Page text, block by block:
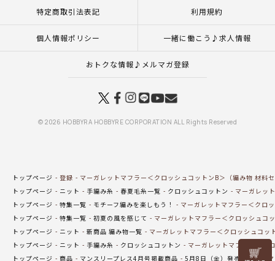
リリヤン
特定商取引法表記 利用規約
個人情報ポリシー 一緒に働こう♪求人情報
おトクな情報♪メルマガ登録
© 2026 HOBBYRA HOBBYRE CORPORATION ALL Rights Reserved
トップページ 登録
マーガレットマフラー＜クロッシュコットンB＞（編み物 材料
トップページ
ニット 手編み糸 春夏毛糸一覧 クロッシュコットン
マーガレッ
トップページ
特集一覧 モチーフ編みを楽しもう！
マーガレットマフラー＜クロ
トップページ
特集一覧 初夏の風を感じて
マーガレットマフラー＜クロッシュコ
トップページ
ニット 新商品 編み物一覧
マーガレットマフラー＜クロッシュコッ
トップページ
ニット 手編み糸 クロッシュコットン
マーガレットマフラー＜ク
トップページ
商品 マンスリープレス4月号掲載商品 5月8日（金）発売の商品